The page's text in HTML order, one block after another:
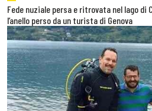
Fede nuziale persa e ritrovata nel lago
l’anello perso da un turista di Genova